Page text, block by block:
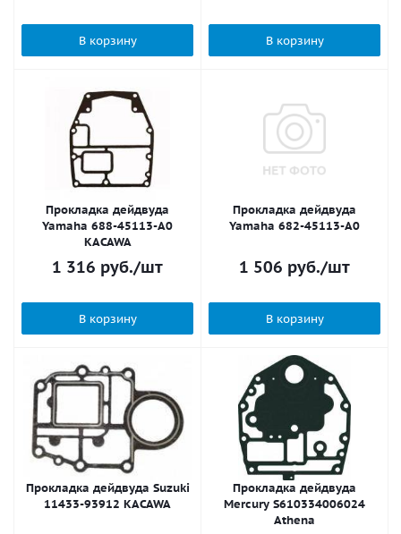
В корзину В корзину
Прокладка дейдвуда
Yamaha 688-45113-A0
KACAWA
1 316 руб./шт
В корзину
Прокладка дейдвуда
Yamaha 682-45113-A0
1 506 руб./шт
В корзину
Прокладка дейдвуда Suzuki
11433-93912 KACAWA
Прокладка дейдвуда
Mercury S610334006024
Athena